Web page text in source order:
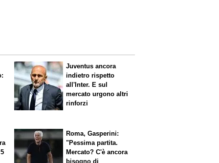
Juventus ancora
indietro rispetto
all'Inter. E sul
mercato urgono altri
rinforzi
Roma, Gasperini:
"Pessima partita.
Mercato? C'è ancora
bisogno di